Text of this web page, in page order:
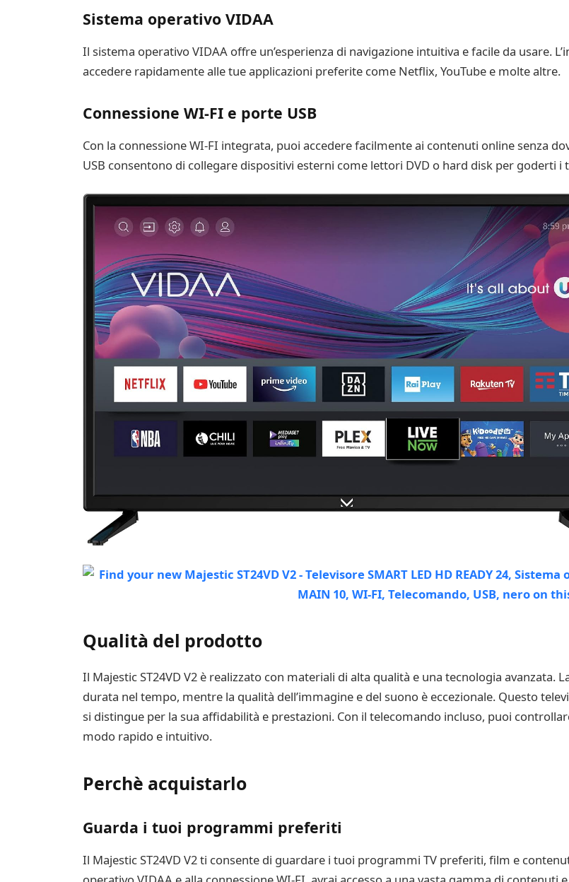
Sistema operativo VIDAA
Il sistema operativo VIDAA offre un’esperienza di navigazione intuitiva e facile da usare.
accedere rapidamente alle tue applicazioni preferite come Netflix, YouTube e molte altre.
Connessione WI-FI e porte USB
Con la connessione WI-FI integrata, puoi accedere facilmente ai contenuti online senza
USB consentono di collegare dispositivi esterni come lettori DVD o hard disk per goderti
Qualità del prodotto
Il Majestic ST24VD V2 è realizzato con materiali di alta qualità e una tecnologia avanzata.
durata nel tempo, mentre la qualità dell’immagine e del suono è eccezionale. Questo
si distingue per la sua affidabilità e prestazioni. Con il telecomando incluso, puoi
modo rapido e intuitivo.
Perchè acquistarlo
Guarda i tuoi programmi preferiti
Il Majestic ST24VD V2 ti consente di guardare i tuoi programmi TV preferiti, film e